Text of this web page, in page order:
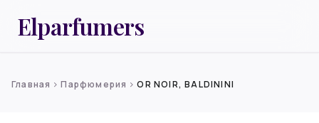
Elparfumers
Главная chevron_rightПарфюмерия chevron_rightOR NOIR, BALDININI